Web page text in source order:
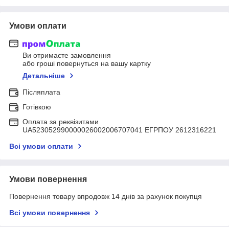
Умови оплати
Ви отримаєте замовлення
або гроші повернуться на вашу картку
Детальніше
Післяплата
Готівкою
Оплата за реквізитами
UA523052990000026002006707041 ЕГРПОУ 2612316221
Всі умови оплати
Умови повернення
Повернення товару впродовж 14 днів за рахунок покупця
Всі умови повернення